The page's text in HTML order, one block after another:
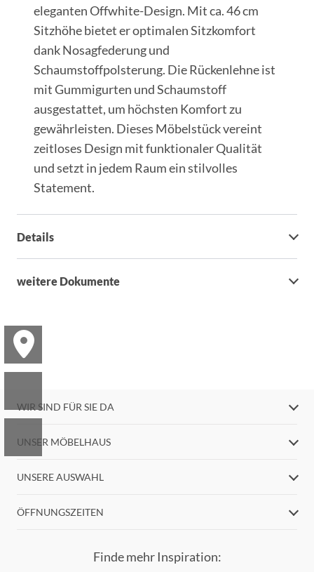
eleganten Offwhite-Design. Mit ca. 46 cm
Sitzhöhe bietet er optimalen Sitzkomfort
dank Nosagfederung und
Schaumstoffpolsterung. Die Rückenlehne ist
mit Gummigurten und Schaumstoff
ausgestattet, um höchsten Komfort zu
gewährleisten. Dieses Möbelstück vereint
zeitloses Design mit funktionaler Qualität
und setzt in jedem Raum ein stilvolles
Statement.
Details
weitere Dokumente
WIR SIND FÜR SIE DA
UNSER MÖBELHAUS
UNSERE AUSWAHL
ÖFFNUNGSZEITEN
Finde mehr Inspiration: